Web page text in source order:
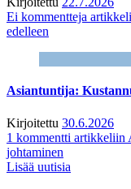
Ei kommentteja
edelleen
Asiantuntija:
Kirjoitettu 30.6.2026
1 kommentti artikkeliin
johtaminen
Lisää uutisia